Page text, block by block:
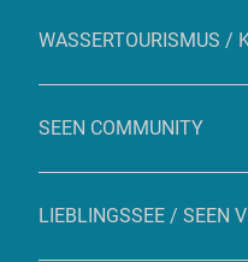
WASSERTOURISMUS /
SEEN COMMUNITY
LIEBLINGSSEE / SEEN